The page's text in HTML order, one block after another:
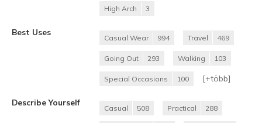
High Arch 3
Best Uses
Casual Wear 994 Travel 469
Going Out 293 Walking 103
Special Occasions 100 [+több]
Describe Yourself
Casual 508 Practical 288